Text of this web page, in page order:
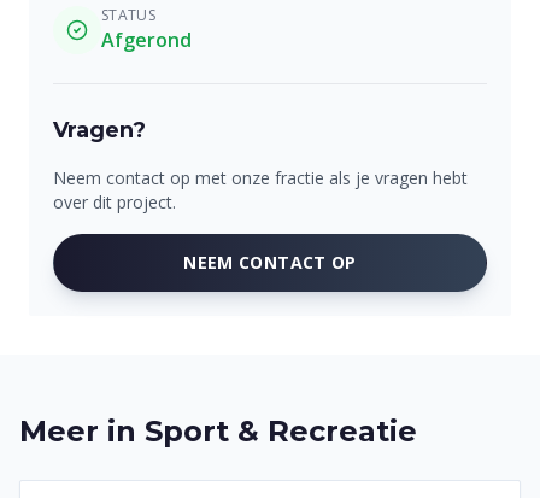
STATUS
Afgerond
Vragen?
Neem contact op met onze fractie als je vragen hebt
over dit project.
NEEM CONTACT OP
Meer in Sport & Recreatie